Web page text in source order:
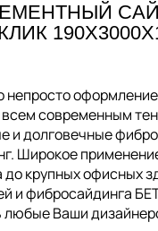
непросто
современным
и долговечные
Широкое
крупных офисных
и фибросайдинга
любые Ваши